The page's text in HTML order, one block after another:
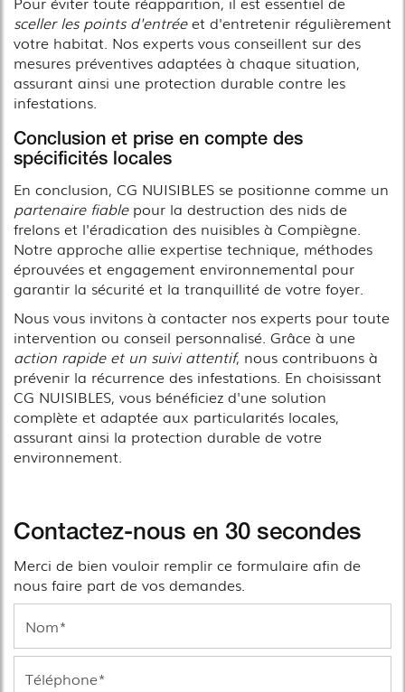
sceller les points d'entréeet d'entretenir régulièrement
votre habitat. Nos experts vous conseillent sur des
mesures préventives adaptées à chaque situation,
assurant ainsi une protection durable contre les
infestations.
Conclusion et prise en compte des
spécificités locales
En conclusion, CG NUISIBLES se positionne comme un
partenaire fiablepour la destruction des nids de
frelons et l'éradication des nuisibles à Compiègne.
Notre approche allie expertise technique, méthodes
éprouvées et engagement environnemental pour
garantir la sécurité et la tranquillité de votre foyer.
Nous vous invitons à contacter nos experts pour toute
intervention ou conseil personnalisé. Grâce à une
action rapide et un suivi attentif, nous contribuons à
prévenir la récurrence des infestations. En choisissant
CG NUISIBLES, vous bénéficiez d'une solution
complète et adaptée aux particularités locales,
assurant ainsi la protection durable de votre
environnement.
Contactez-nous en 30 secondes
Merci de bien vouloir remplir ce formulaire afin de
nous faire part de vos demandes.